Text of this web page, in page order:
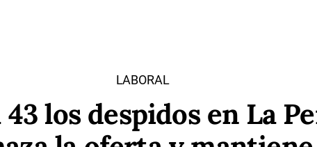
LABORAL
los despidos en La